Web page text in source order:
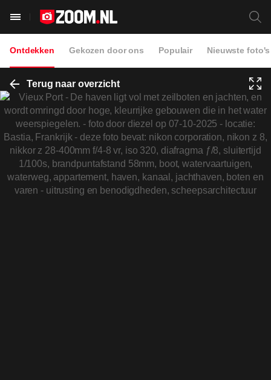
Ontdekken Gekozen door ons Populair Nieuwste foto's
Terug naar overzicht